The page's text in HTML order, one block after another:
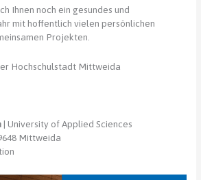
Ihnen noch ein gesundes und
mit hoffentlich vielen persönlichen
Projekten.
Hochschulstadt Mittweida
| University of Applied Sciences
Mittweida